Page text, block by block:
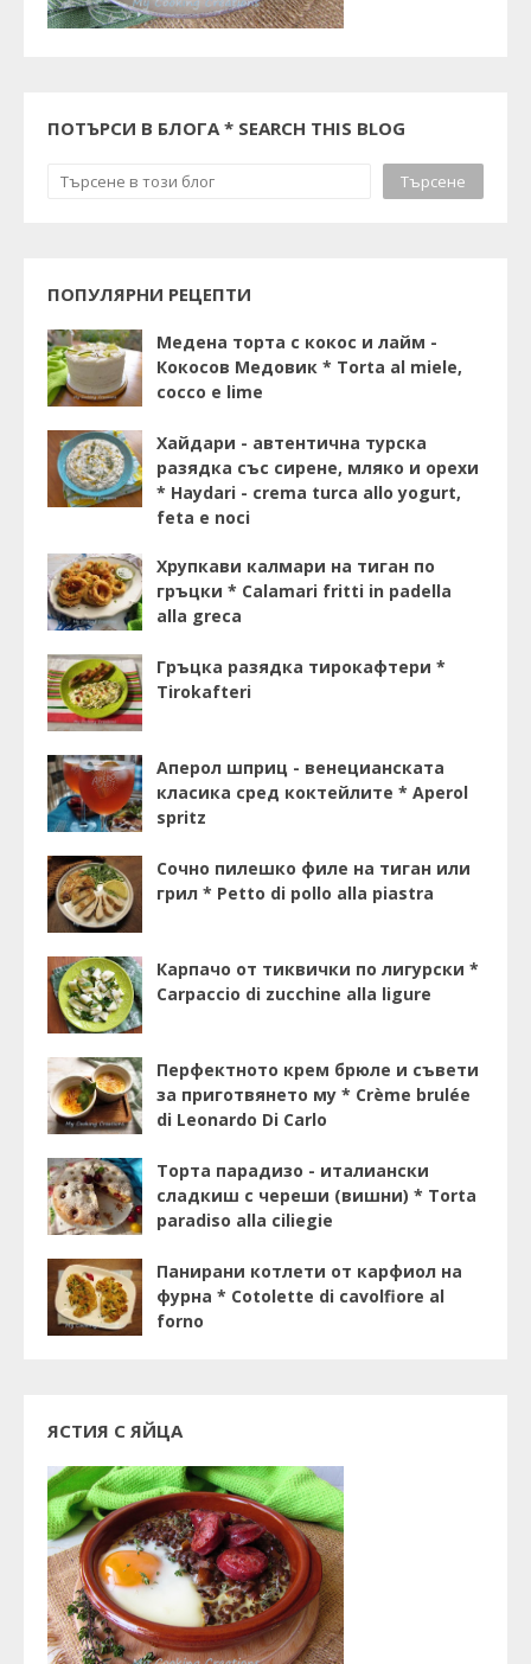
ПОТЪРСИ В БЛОГА * SEARCH THIS BLOG
ПОПУЛЯРНИ РЕЦЕПТИ
Медена торта с кокос и лайм -
Кокосов Медовик * Torta al miele,
cocco e lime
Хайдари - автентична турска
разядка със сирене, мляко и орехи
* Haydari - crema turca allo yogurt,
feta e noci
Хрупкави калмари на тиган по
гръцки * Calamari fritti in padella
alla greca
Гръцка разядка тирокафтери *
Tirokafteri
Аперол шприц - венецианската
класика сред коктейлите * Aperol
spritz
Сочно пилешко филе на тиган или
грил * Petto di pollo alla piastra
Карпачо от тиквички по лигурски *
Carpaccio di zucchine alla ligure
Перфектното крем брюле и съвети
за приготвянето му * Crème brulée
di Leonardo Di Carlo
Торта парадизо - италиански
сладкиш с череши (вишни) * Torta
paradiso alla ciliegie
Панирани котлети от карфиол на
фурна * Cotolette di cavolfiore al
forno
ЯСТИЯ С ЯЙЦА